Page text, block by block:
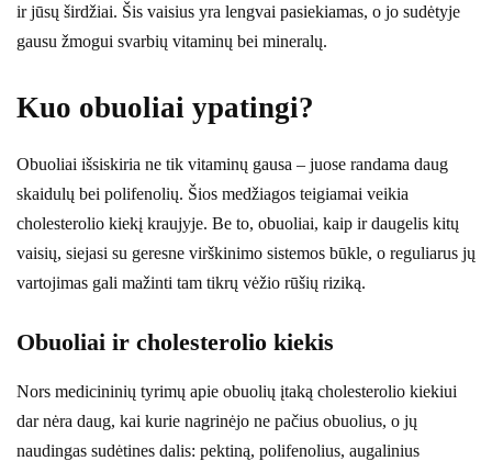
ir jūsų širdžiai. Šis vaisius yra lengvai pasiekiamas, o jo sudėtyje
gausu žmogui svarbių vitaminų bei mineralų.
Kuo obuoliai ypatingi?
Obuoliai išsiskiria ne tik vitaminų gausa – juose randama daug
skaidulų bei polifenolių. Šios medžiagos teigiamai veikia
cholesterolio kiekį kraujyje. Be to, obuoliai, kaip ir daugelis kitų
vaisių, siejasi su geresne virškinimo sistemos būkle, o reguliarus jų
vartojimas gali mažinti tam tikrų vėžio rūšių riziką.
Obuoliai ir cholesterolio kiekis
Nors medicininių tyrimų apie obuolių įtaką cholesterolio kiekiui
dar nėra daug, kai kurie nagrinėjo ne pačius obuolius, o jų
naudingas sudėtines dalis: pektiną, polifenolius, augalinius